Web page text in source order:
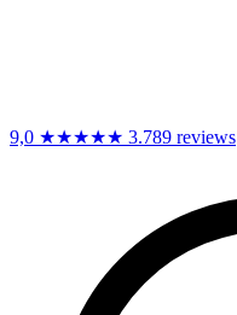
9,0 ★★★★★ 3.789 reviews